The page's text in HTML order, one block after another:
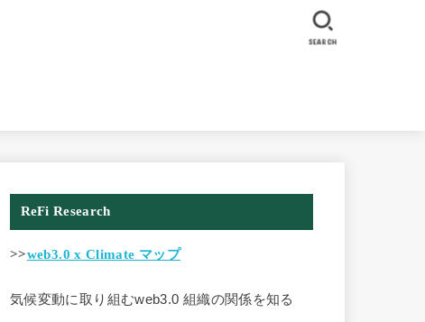
SEARCH
ReFi Research
>>web3.0 x Climate マップ
気候変動に取り組むweb3.0 組織の関係を知る